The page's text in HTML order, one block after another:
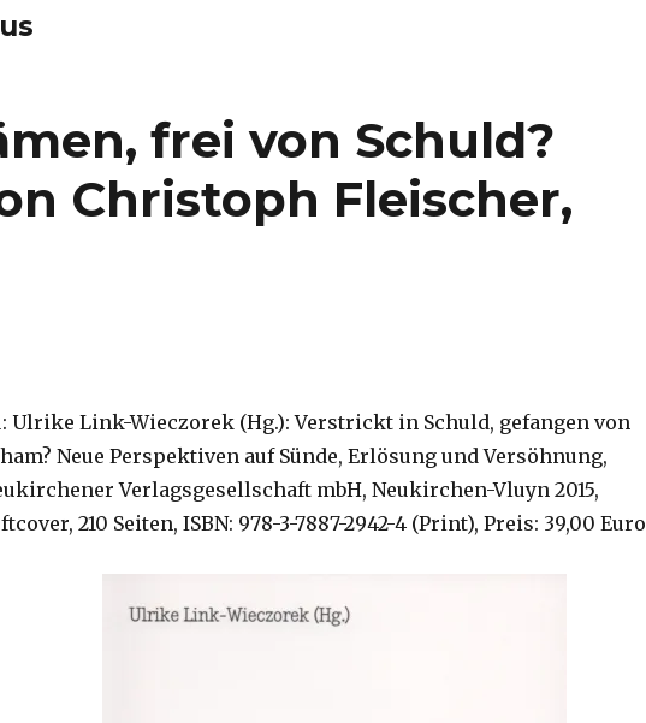
frei von Schuld?
Christoph Fleischer,
Ulrike Link-Wieczorek (Hg.): Verstrickt in Schuld, gefangen von
Neue Perspektiven auf Sünde, Erlösung und Versöhnung,
Verlagsgesellschaft mbH, Neukirchen-Vluyn 2015,
210 Seiten, ISBN: 978-3-7887-2942-4 (Print), Preis: 39,00 Euro